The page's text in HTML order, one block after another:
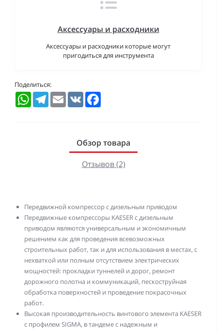
Аксессуары и расходники
Аксессуары и расходники которые могут
пригодиться для инструмента
Поделиться:
WhatsAppTelegramEmail VK
Обзор товара
Отзывов (2)
Передвижной компрессор с дизельным приводом
Передвижные компрессоры KAESER с дизельным
приводом являются универсальным и экономичным
решением как для проведения всевозможных
строительных работ, так и для использования в местах, с
нехваткой или полным отсутствием электрических
мощностей: прокладки туннелей и дорог, ремонт
дорожного полотна и коммуникаций, пескоструйная
обработка поверхностей и проведение покрасочных
работ.
Высокая производительность винтового элемента KAESER
с профилем SIGMA, в тандеме с надежным и